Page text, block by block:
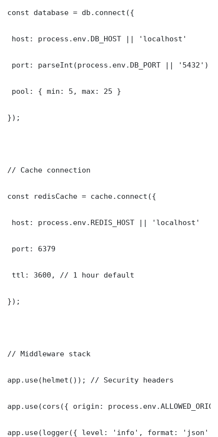
const database = db.connect({
host: process.env.DB_HOST || 'localhost'
port: parseInt(process.env.DB_PORT || '5432')
pool: { min: 5, max: 25 }
});
// Cache connection
const redisCache = cache.connect({
host: process.env.REDIS_HOST || 'localhost'
port: 6379
ttl: 3600, // 1 hour default
});
// Middleware stack
app.use(helmet()); // Security headers
app.use(cors({ origin:
app.use(logger({ level: 'info', format: 'json'